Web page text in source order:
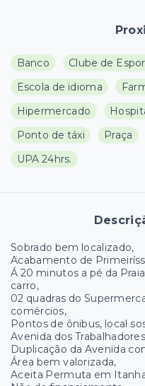
Banco Clube de
Escola de idioma
Hipermercado
Ponto de táxi
Praça
UPA 24hrs.
Sobrado bem localizado,
Acabamento de
Á 20 minutos a pé da
carro,
02 quadras do
comércios,
Pontos de ônibus, local
Avenida dos
Duplicação da Avenida
Área bem valorizada,
Aceita Permuta em